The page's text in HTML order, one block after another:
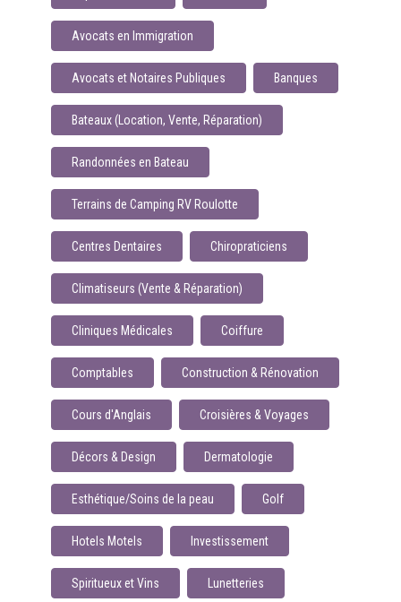
Avocats en Immigration
Avocats et Notaires Publiques Banques
Bateaux (Location, Vente, Réparation)
Randonnées en Bateau
Terrains de Camping RV Roulotte
Centres Dentaires Chiropraticiens
Climatiseurs (Vente & Réparation)
Cliniques Médicales Coiffure
Comptables Construction & Rénovation
Cours d'Anglais Croisières & Voyages
Décors & Design Dermatologie
Esthétique/Soins de la peau Golf
Hotels Motels Investissement
Spiritueux et Vins Lunetteries